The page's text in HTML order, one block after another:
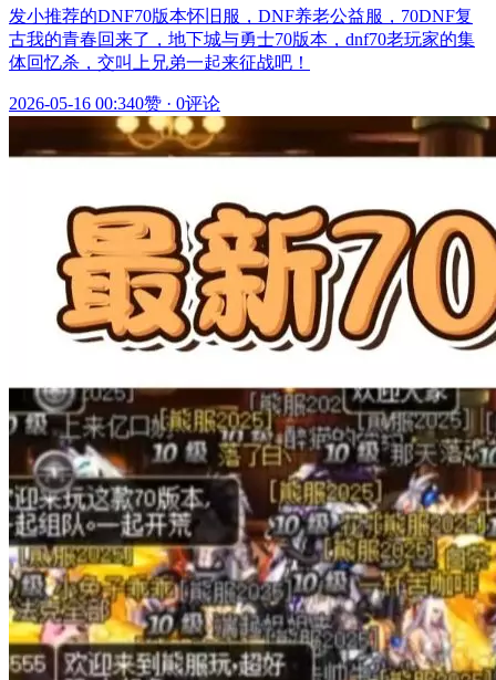
发小推荐的DNF70版本怀旧服，DNF养老公益服，70DNF复
古我的青春回来了，地下城与勇士70版本，dnf70老玩家的集
体回忆杀，交叫上兄弟一起来征战吧！
2026-05-16 00:340赞 · 0评论